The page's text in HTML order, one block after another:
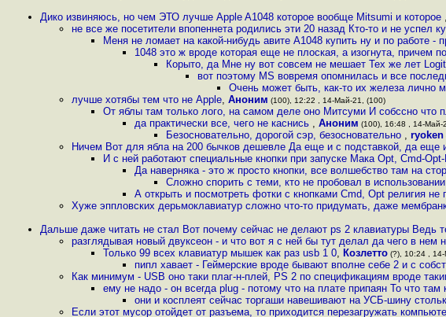
Дико извиняюсь, но чем ЭТО лучше Apple A1048 которое вообще Mitsumi и которое ,
не все же посетители впопеннета родились эти 20 назад Кто-то и не успел
Меня не ломает на какой-нибудь авите А1048 купить ну и по работе -
1048 это ж вроде которая еще не плоская, а изогнута, причем
Корыто, да Мне ну вот совсем не мешает Тех же лет
вот поэтому MS вовремя опомнилась и все
Очень может быть, как-то их железа лично
лучше хотябы тем что не Apple, Аноним (100), 12:22 , 14-Май-21, (100)
От яблы там только лого, на самом деле оно Митсуми И собссно что
да практически все, чего не каснись , Аноним (100), 16:48 , 14-Май-
Безосновательно, дорогой сэр, безосновательно , ryoken
Ничем Вот для ябла на 200 бычков дешевле Да еще и с подставкой, да еще
И с ней работают специальные кнопки при запуске Мака Opt, Cmd-
Да наверняка - это ж просто кнопки, все волшебство там на
Сложно спорить с теми, кто не пробовал в
А открыть и посмотреть фотки с кнопками Cmd, Opt религия не
Хуже эппловских дерьмоклавиатур сложно что-то придумать, даже
Дальше даже читать не стал Вот почему сейчас не делают ps 2 клавиатуры Ведь
разглядывая новый двуксеон - и что вот я с ней бы тут делал да чего в нем
Только 99 всех клавиатур мышек как раз usb 1 0, Козлетто (?), 10:24 ,
пипл хавает - Геймерские вроде бывают вполне себе 2 и с
Как минимум - USB оно таки плаг-н-плей, PS 2 по спецификациям вроде
ему не надо - он всегда plug - потому что на плате припаян То что там
они и косплеят сейчас торгаши навешивают на УСБ-шину
Если этот мусор отойдет от разъема, то приходится перезагружать